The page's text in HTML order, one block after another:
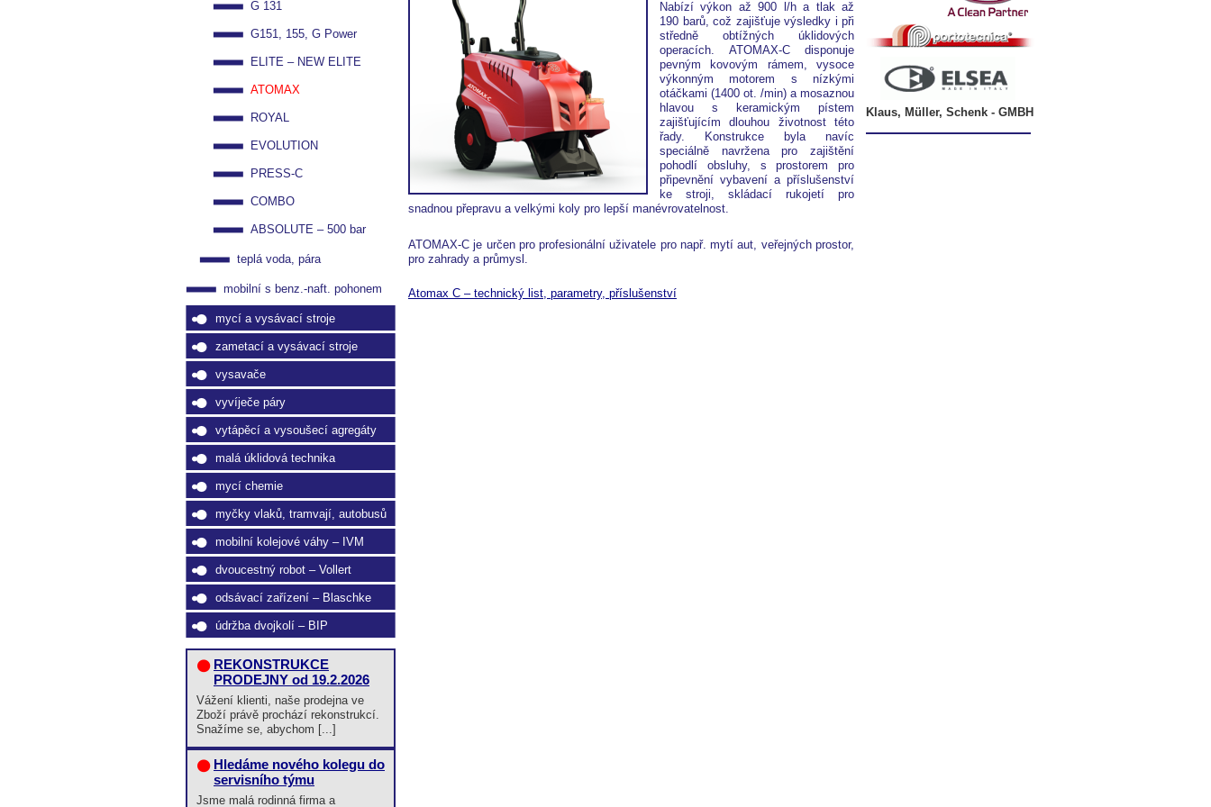
Nabízí výkon až 900 l/h a tlak až
190 barů, což zajišťuje výsledky i při
středně obtížných úklidových
operacích. ATOMAX-C disponuje
pevným kovovým rámem, vysoce
výkonným motorem s nízkými
otáčkami (1400 ot. /min) a mosaznou
hlavou s keramickým pístem
zajišťujícím dlouhou životnost této
řady. Konstrukce byla navíc
speciálně navržena pro zajištění
pohodlí obsluhy, s prostorem pro
připevnění vybavení a příslušenství
ke stroji, skládací rukojetí pro
snadnou přepravu a velkými koly pro lepší manévrovatelnost.
ATOMAX-C je určen pro profesionální uživatele pro např. mytí aut, veřejných prostor,
pro zahrady a průmysl.
Atomax C – technický list, parametry, příslušenství
G 131
G151, 155, G Power
ELITE – NEW ELITE
ATOMAX
ROYAL
EVOLUTION
PRESS-C
COMBO
ABSOLUTE – 500 bar
teplá voda, pára
mobilní s benz.-naft. pohonem
mycí a vysávací stroje
zametací a vysávací stroje
vysavače
vyvíječe páry
vytápěcí a vysoušecí agregáty
malá úklidová technika
mycí chemie
myčky vlaků, tramvají, autobusů
mobilní kolejové váhy – IVM
dvoucestný robot – Vollert
odsávací zařízení – Blaschke
údržba dvojkolí – BIP
REKONSTRUKCE
PRODEJNY od 19.2.2026
Vážení klienti, naše prodejna ve
Zboží právě prochází rekonstrukcí.
Snažíme se, abychom [...]
Hledáme nového kolegu do
servisního týmu
Jsme malá rodinná firma a
agregáty
čerpadla
a
agregáty
-
čistící
technika
Klaus, Müller, Schenk - GMBH